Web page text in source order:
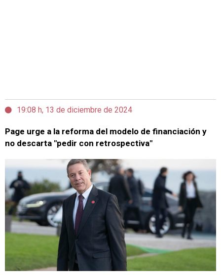
19:08 h, 13 de diciembre de 2024
Page urge a la reforma del modelo de financiación y
no descarta "pedir con retrospectiva"